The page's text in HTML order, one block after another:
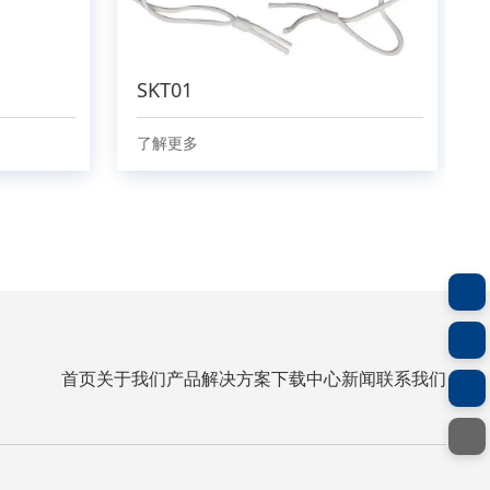
SKT01
了解更多
首页关于我们产品解决方案下载中心新闻联系我们